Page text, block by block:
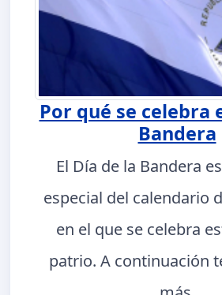
Por qué se celebra
Bandera
El Día de la Bandera
especial del calendario
en el que se celebra
patrio. A continuación